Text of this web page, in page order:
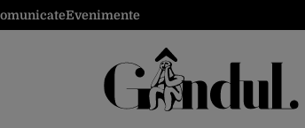
Evenimente